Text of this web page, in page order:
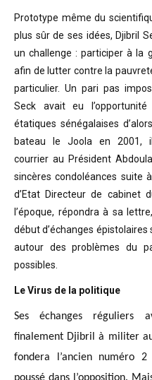
Prototype même du
plus sûr de ses idées, Djibril
un challenge : participer à la
afin de lutter contre la
particulier. Un pari pas
Seck avait eu l’opportunité
étatiques sénégalaises
bateau le Joola en 2001,
courrier au Président
sincères condoléances suite
d’Etat Directeur de cabinet
l’époque, répondra à sa
début d’échanges
autour des problèmes du
possibles.
Le Virus de la politique
Ses échanges réguliers
finalement Djibril à militer
fondera l’ancien numéro